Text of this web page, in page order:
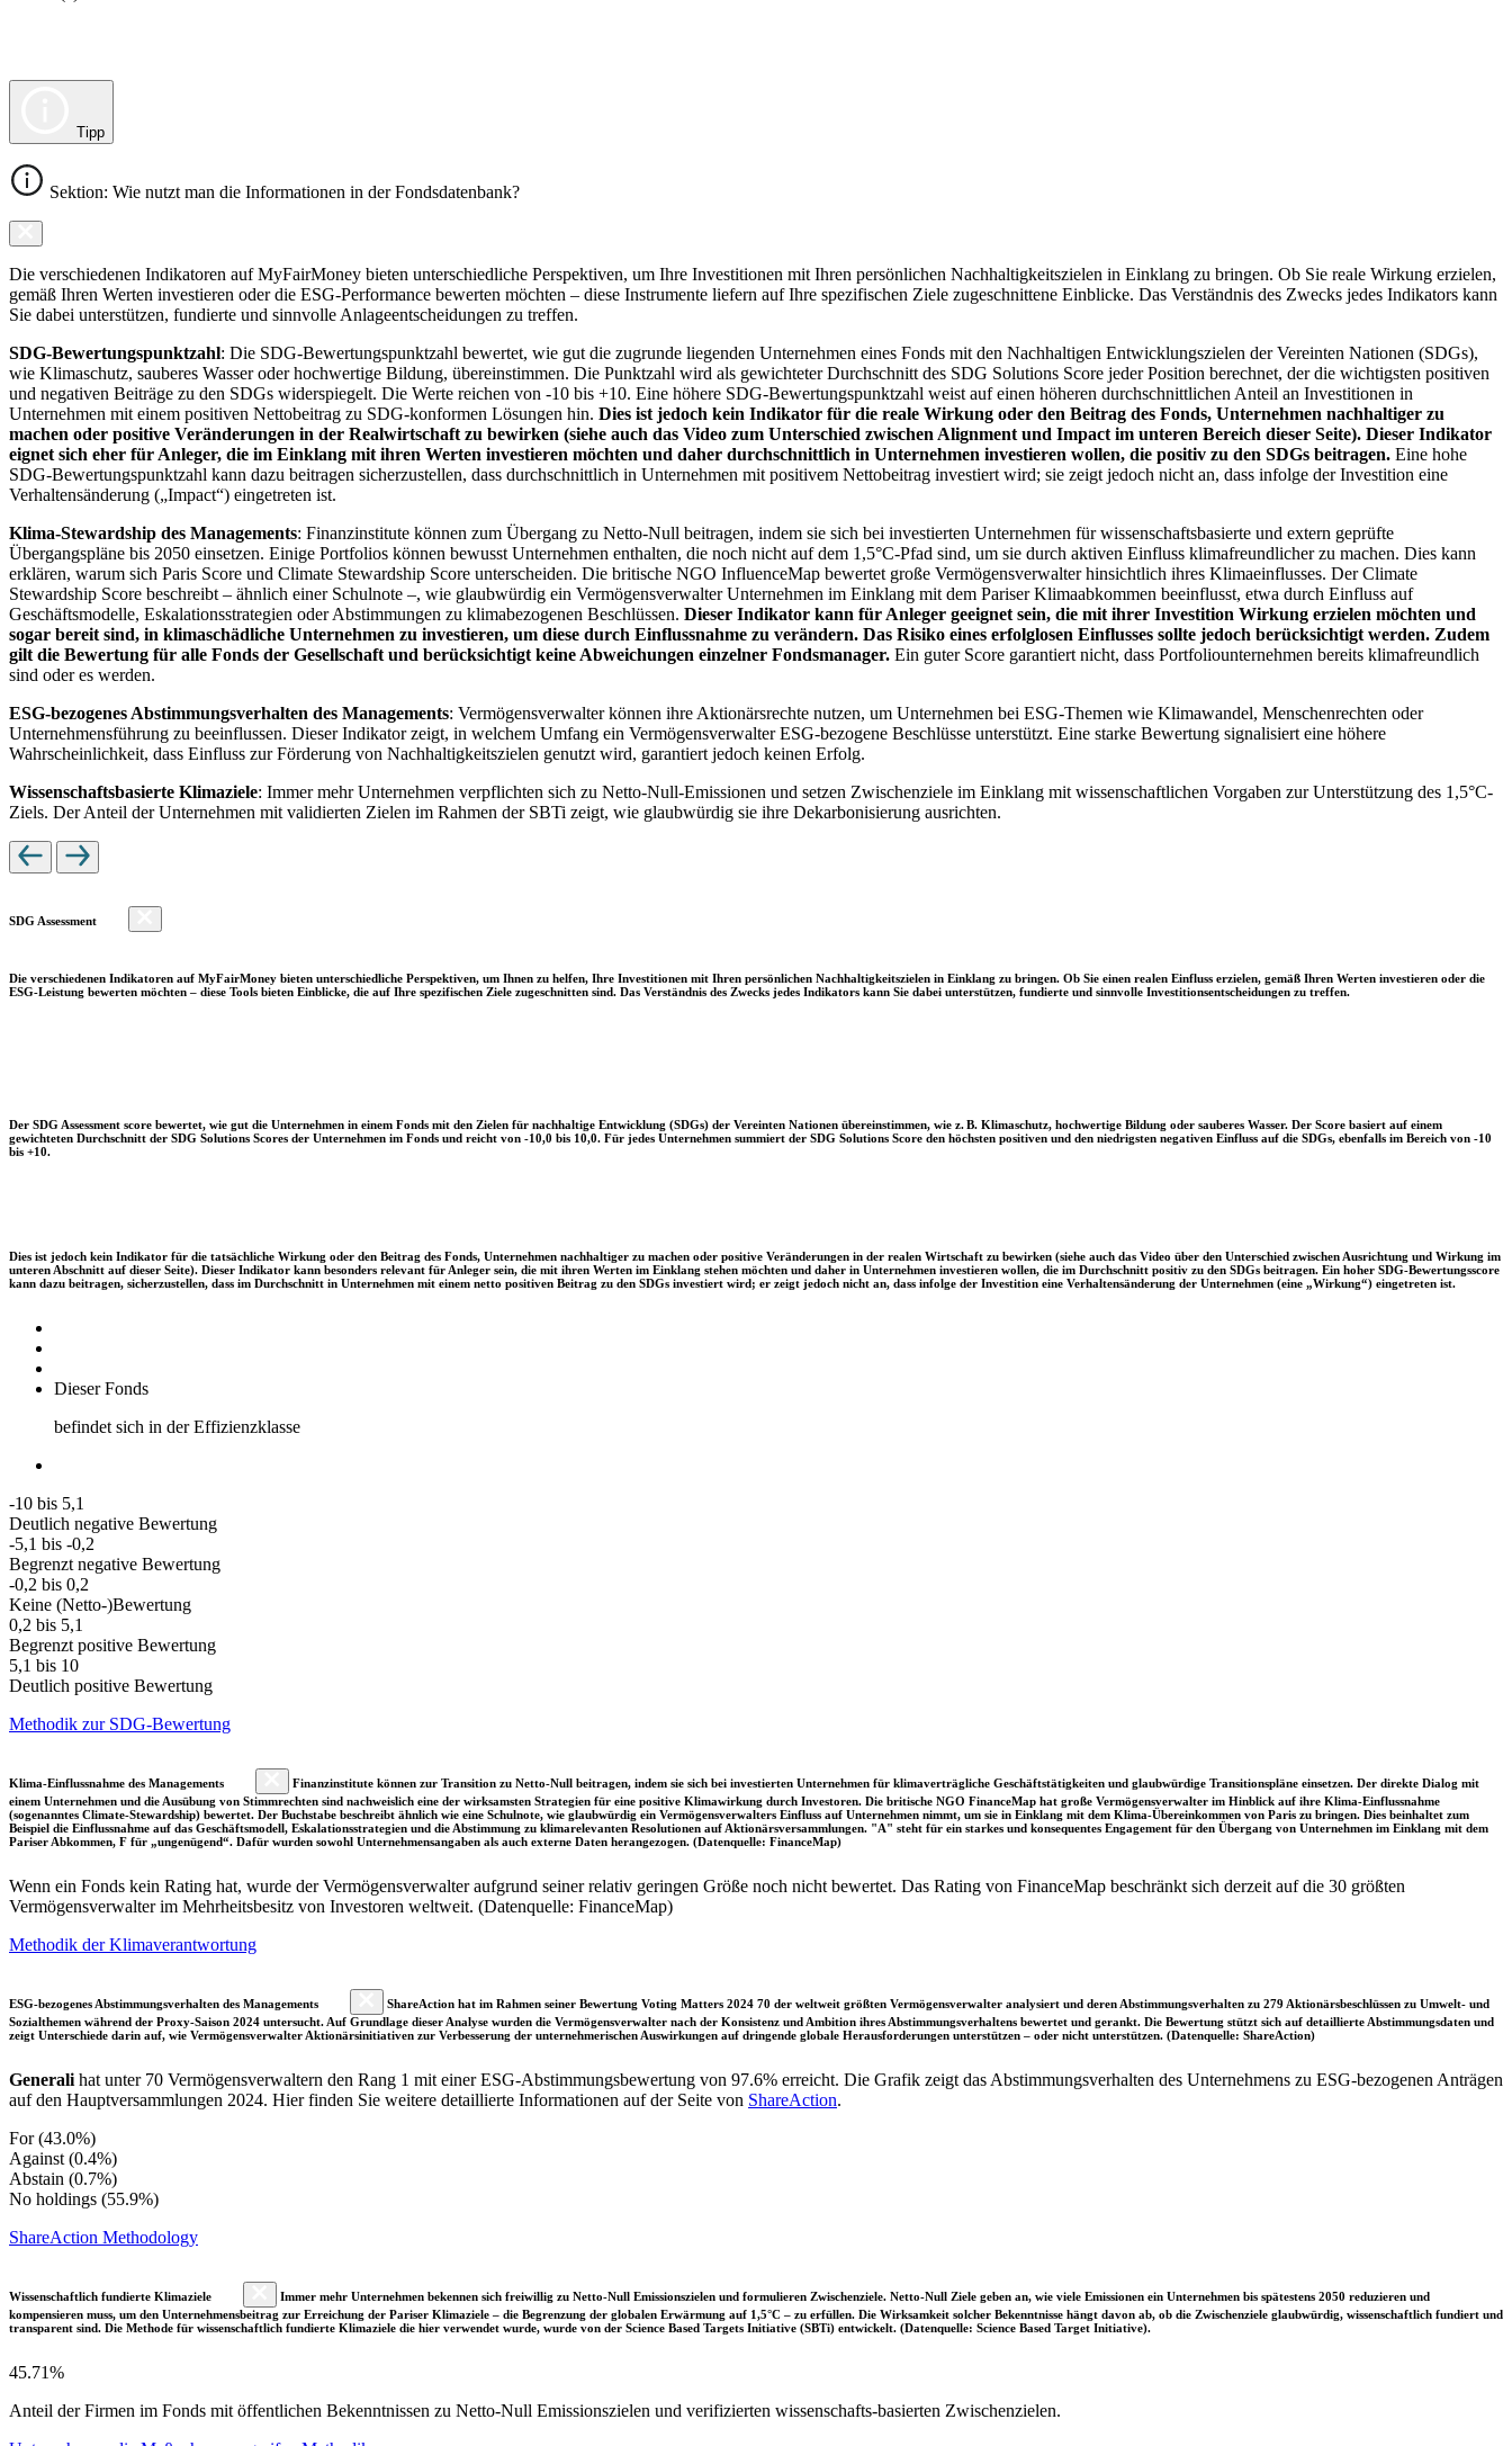
Tipp
Sektion: Wie nutzt man die Informationen in der Fondsdatenbank?
Die verschiedenen Indikatoren auf MyFairMoney bieten unterschiedliche Perspektiven, um Ihre Investitionen mit Ihren persönlichen Nachhaltigkeitszielen in Einklang zu bringen. Ob Sie reale Wirkung erzielen,
gemäß Ihren Werten investieren oder die ESG-Performance bewerten möchten – diese Instrumente liefern auf Ihre spezifischen Ziele zugeschnittene Einblicke. Das Verständnis des Zwecks jedes Indikators kann
Sie dabei unterstützen, fundierte und sinnvolle Anlageentscheidungen zu treffen.
SDG-Bewertungspunktzahl: Die SDG-Bewertungspunktzahl bewertet, wie gut die zugrunde liegenden Unternehmen eines Fonds mit den Nachhaltigen Entwicklungszielen der Vereinten Nationen (SDGs),
wie Klimaschutz, sauberes Wasser oder hochwertige Bildung, übereinstimmen. Die Punktzahl wird als gewichteter Durchschnitt des SDG Solutions Score jeder Position berechnet, der die wichtigsten positiven
und negativen Beiträge zu den SDGs widerspiegelt. Die Werte reichen von -10 bis +10. Eine höhere SDG-Bewertungspunktzahl weist auf einen höheren durchschnittlichen Anteil an Investitionen in
Unternehmen mit einem positiven Nettobeitrag zu SDG-konformen Lösungen hin. Dies ist jedoch kein Indikator für die reale Wirkung oder den Beitrag des Fonds, Unternehmen nachhaltiger zu
machen oder positive Veränderungen in der Realwirtschaft zu bewirken (siehe auch das Video zum Unterschied zwischen Alignment und Impact im unteren Bereich dieser Seite). Dieser Indikator
eignet sich eher für Anleger, die im Einklang mit ihren Werten investieren möchten und daher durchschnittlich in Unternehmen investieren wollen, die positiv zu den SDGs beitragen. Eine hohe
SDG-Bewertungspunktzahl kann dazu beitragen sicherzustellen, dass durchschnittlich in Unternehmen mit positivem Nettobeitrag investiert wird; sie zeigt jedoch nicht an, dass infolge der Investition eine
Verhaltensänderung („Impact“) eingetreten ist.
Klima-Stewardship des Managements: Finanzinstitute können zum Übergang zu Netto-Null beitragen, indem sie sich bei investierten Unternehmen für wissenschaftsbasierte und extern geprüfte
Übergangspläne bis 2050 einsetzen. Einige Portfolios können bewusst Unternehmen enthalten, die noch nicht auf dem 1,5°C-Pfad sind, um sie durch aktiven Einfluss klimafreundlicher zu machen. Dies kann
erklären, warum sich Paris Score und Climate Stewardship Score unterscheiden. Die britische NGO InfluenceMap bewertet große Vermögensverwalter hinsichtlich ihres Klimaeinflusses. Der Climate
Stewardship Score beschreibt – ähnlich einer Schulnote –, wie glaubwürdig ein Vermögensverwalter Unternehmen im Einklang mit dem Pariser Klimaabkommen beeinflusst, etwa durch Einfluss auf
Geschäftsmodelle, Eskalationsstrategien oder Abstimmungen zu klimabezogenen Beschlüssen. Dieser Indikator kann für Anleger geeignet sein, die mit ihrer Investition Wirkung erzielen möchten und
sogar bereit sind, in klimaschädliche Unternehmen zu investieren, um diese durch Einflussnahme zu verändern. Das Risiko eines erfolglosen Einflusses sollte jedoch berücksichtigt werden. Zudem
gilt die Bewertung für alle Fonds der Gesellschaft und berücksichtigt keine Abweichungen einzelner Fondsmanager. Ein guter Score garantiert nicht, dass Portfoliounternehmen bereits klimafreundlich
sind oder es werden.
ESG-bezogenes Abstimmungsverhalten des Managements: Vermögensverwalter können ihre Aktionärsrechte nutzen, um Unternehmen bei ESG-Themen wie Klimawandel, Menschenrechten oder
Unternehmensführung zu beeinflussen. Dieser Indikator zeigt, in welchem Umfang ein Vermögensverwalter ESG-bezogene Beschlüsse unterstützt. Eine starke Bewertung signalisiert eine höhere
Wahrscheinlichkeit, dass Einfluss zur Förderung von Nachhaltigkeitszielen genutzt wird, garantiert jedoch keinen Erfolg.
Wissenschaftsbasierte Klimaziele: Immer mehr Unternehmen verpflichten sich zu Netto-Null-Emissionen und setzen Zwischenziele im Einklang mit wissenschaftlichen Vorgaben zur Unterstützung des 1,5°C-
Ziels. Der Anteil der Unternehmen mit validierten Zielen im Rahmen der SBTi zeigt, wie glaubwürdig sie ihre Dekarbonisierung ausrichten.
SDG Assessment
Die verschiedenen Indikatoren auf MyFairMoney bieten unterschiedliche Perspektiven, um Ihnen zu helfen, Ihre Investitionen mit Ihren persönlichen Nachhaltigkeitszielen in Einklang zu bringen. Ob Sie einen realen Einfluss erzielen, gemäß Ihren Werten investieren oder die
ESG-Leistung bewerten möchten – diese Tools bieten Einblicke, die auf Ihre spezifischen Ziele zugeschnitten sind. Das Verständnis des Zwecks jedes Indikators kann Sie dabei unterstützen, fundierte und sinnvolle Investitionsentscheidungen zu treffen.
Der SDG Assessment score bewertet, wie gut die Unternehmen in einem Fonds mit den Zielen für nachhaltige Entwicklung (SDGs) der Vereinten Nationen übereinstimmen, wie z. B. Klimaschutz, hochwertige Bildung oder sauberes Wasser. Der Score basiert auf einem
gewichteten Durchschnitt der SDG Solutions Scores der Unternehmen im Fonds und reicht von -10,0 bis 10,0. Für jedes Unternehmen summiert der SDG Solutions Score den höchsten positiven und den niedrigsten negativen Einfluss auf die SDGs, ebenfalls im Bereich von -10
bis +10.
Dies ist jedoch kein Indikator für die tatsächliche Wirkung oder den Beitrag des Fonds, Unternehmen nachhaltiger zu machen oder positive Veränderungen in der realen Wirtschaft zu bewirken (siehe auch das Video über den Unterschied zwischen Ausrichtung und Wirkung im
unteren Abschnitt auf dieser Seite). Dieser Indikator kann besonders relevant für Anleger sein, die mit ihren Werten im Einklang stehen möchten und daher in Unternehmen investieren wollen, die im Durchschnitt positiv zu den SDGs beitragen. Ein hoher SDG-Bewertungsscore
kann dazu beitragen, sicherzustellen, dass im Durchschnitt in Unternehmen mit einem netto positiven Beitrag zu den SDGs investiert wird; er zeigt jedoch nicht an, dass infolge der Investition eine Verhaltensänderung der Unternehmen (eine „Wirkung“) eingetreten ist.
Dieser Fonds
befindet sich in der Effizienzklasse
-10 bis 5,1
Deutlich negative Bewertung
-5,1 bis -0,2
Begrenzt negative Bewertung
-0,2 bis 0,2
Keine (Netto-)Bewertung
0,2 bis 5,1
Begrenzt positive Bewertung
5,1 bis 10
Deutlich positive Bewertung
Methodik zur SDG-Bewertung
Klima-Einflussnahme des Managements
Finanzinstitute können zur Transition zu Netto-Null beitragen, indem sie sich bei investierten Unternehmen für klimaverträgliche Geschäftstätigkeiten und glaubwürdige Transitionspläne einsetzen. Der direkte Dialog mit
einem Unternehmen und die Ausübung von Stimmrechten sind nachweislich eine der wirksamsten Strategien für eine positive Klimawirkung durch Investoren. Die britische NGO FinanceMap hat große Vermögensverwalter im Hinblick auf ihre Klima-Einflussnahme
(sogenanntes Climate-Stewardship) bewertet. Der Buchstabe beschreibt ähnlich wie eine Schulnote, wie glaubwürdig ein Vermögensverwalters Einfluss auf Unternehmen nimmt, um sie in Einklang mit dem Klima-Übereinkommen von Paris zu bringen. Dies beinhaltet zum
Beispiel die Einflussnahme auf das Geschäftsmodell, Eskalationsstrategien und die Abstimmung zu klimarelevanten Resolutionen auf Aktionärsversammlungen. "A" steht für ein starkes und konsequentes Engagement für den Übergang von Unternehmen im Einklang mit dem
Pariser Abkommen, F für „ungenügend“. Dafür wurden sowohl Unternehmensangaben als auch externe Daten herangezogen. (Datenquelle: FinanceMap)
Wenn ein Fonds kein Rating hat, wurde der Vermögensverwalter aufgrund seiner relativ geringen Größe noch nicht bewertet. Das Rating von FinanceMap beschränkt sich derzeit auf die 30 größten
Vermögensverwalter im Mehrheitsbesitz von Investoren weltweit. (Datenquelle: FinanceMap)
Methodik der Klimaverantwortung
ESG-bezogenes Abstimmungsverhalten des Managements
ShareAction hat im Rahmen seiner Bewertung Voting Matters 2024 70 der weltweit größten Vermögensverwalter analysiert und deren Abstimmungsverhalten zu 279 Aktionärsbeschlüssen zu Umwelt- und
Sozialthemen während der Proxy-Saison 2024 untersucht. Auf Grundlage dieser Analyse wurden die Vermögensverwalter nach der Konsistenz und Ambition ihres Abstimmungsverhaltens bewertet und gerankt. Die Bewertung stützt sich auf detaillierte Abstimmungsdaten und
zeigt Unterschiede darin auf, wie Vermögensverwalter Aktionärsinitiativen zur Verbesserung der unternehmerischen Auswirkungen auf dringende globale Herausforderungen unterstützen – oder nicht unterstützen. (Datenquelle: ShareAction)
Generali hat unter 70 Vermögensverwaltern den Rang 1 mit einer ESG-Abstimmungsbewertung von 97.6% erreicht. Die Grafik zeigt das Abstimmungsverhalten des Unternehmens zu ESG-bezogenen Anträgen
auf den Hauptversammlungen 2024. Hier finden Sie weitere detaillierte Informationen auf der Seite von ShareAction.
For (43.0%)
Against (0.4%)
Abstain (0.7%)
No holdings (55.9%)
ShareAction Methodology
Wissenschaftlich fundierte Klimaziele
Immer mehr Unternehmen bekennen sich freiwillig zu Netto-Null Emissionszielen und formulieren Zwischenziele. Netto-Null Ziele geben an, wie viele Emissionen ein Unternehmen bis spätestens 2050 reduzieren und
kompensieren muss, um den Unternehmensbeitrag zur Erreichung der Pariser Klimaziele – die Begrenzung der globalen Erwärmung auf 1,5°C – zu erfüllen. Die Wirksamkeit solcher Bekenntnisse hängt davon ab, ob die Zwischenziele glaubwürdig, wissenschaftlich fundiert und
transparent sind. Die Methode für wissenschaftlich fundierte Klimaziele die hier verwendet wurde, wurde von der Science Based Targets Initiative (SBTi) entwickelt. (Datenquelle: Science Based Target Initiative).
45.71%
Anteil der Firmen im Fonds mit öffentlichen Bekenntnissen zu Netto-Null Emissionszielen und verifizierten wissenschafts-basierten Zwischenzielen.